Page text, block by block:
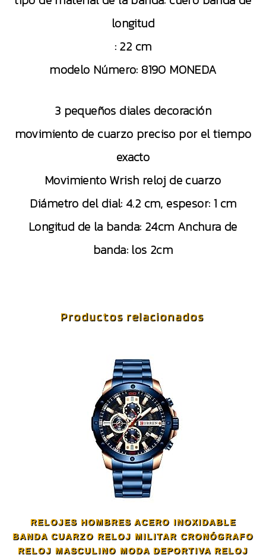
longitud
: 22 cm
modelo Número: 8190 MONEDA
3 pequeños diales decoración
movimiento de cuarzo preciso por el tiempo
exacto
Movimiento Wrish reloj de cuarzo
Diámetro del dial: 4.2 cm, espesor: 1 cm
Longitud de la banda: 24cm Anchura de
banda: los 2cm
Productos relacionados
RELOJES HOMBRES ACERO INOXIDABLE
BANDA CUARZO RELOJ MILITAR CRONÓGRAFO
RELOJ MASCULINO MODA DEPORTIVA RELOJ